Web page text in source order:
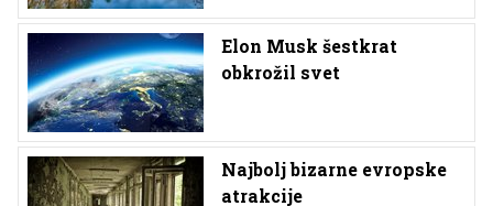
Elon Musk šestkrat
obkrožil svet
Najbolj bizarne evropske
atrakcije